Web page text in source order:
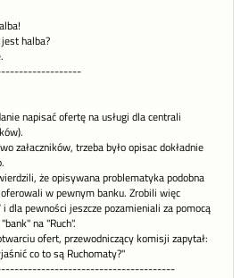
halba?
napisać ofertę na usługi dla centrali
załaczników, trzeba było opisac dokładnie
że opisywana problematyka podobna
w pewnym banku. Zrobili więc
i dla pewności jeszcze pozamieniali za pomocą
na "Ruch".
ofert, przewodniczący komisji zapytał:
co to są Ruchomaty?"